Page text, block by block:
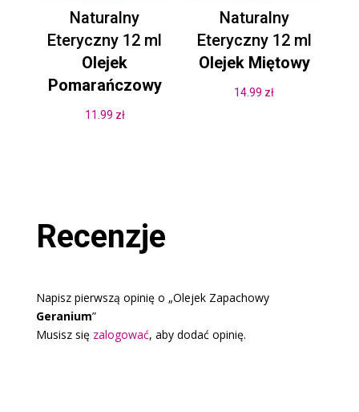
Naturalny
Eteryczny 12 ml
Olejek
Pomarańczowy
11.99 zł
Naturalny
Eteryczny 12 ml
Olejek Miętowy
14.99 zł
Recenzje
Napisz pierwszą opinię o „Olejek Zapachowy
Geranium”
Musisz się zalogować, aby dodać opinię.